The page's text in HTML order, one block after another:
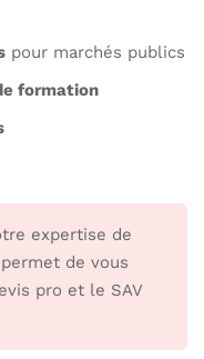
pour marchés publics
formation
expertise de
de vous
pro et le SAV